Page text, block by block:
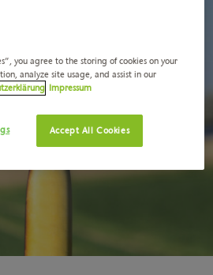
you agree to the storing of cookies on your
analyze site usage, and assist in our
Impressum
Accept All Cookies